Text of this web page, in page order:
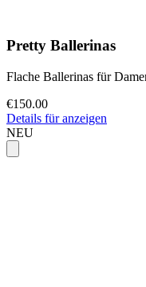
Pretty Ballerinas
Flache Ballerinas für
€150.00
Details für anzeigen
NEU